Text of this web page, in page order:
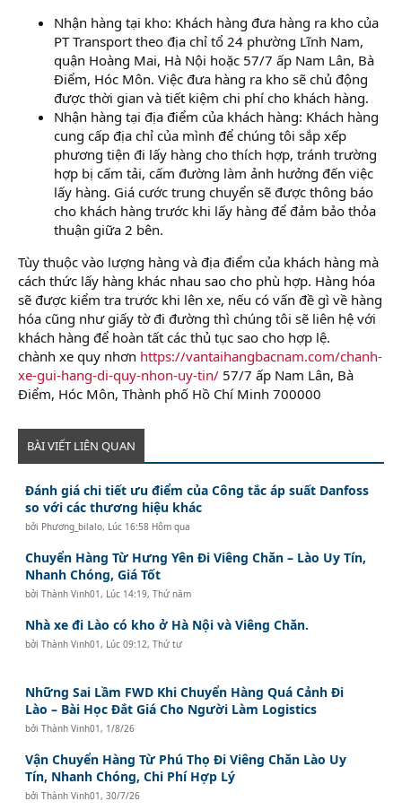
Nhận hàng tại kho: Khách hàng đưa hàng ra kho của
PT Transport theo địa chỉ tổ 24 phường Lĩnh Nam,
quận Hoàng Mai, Hà Nội hoặc 57/7 ấp Nam Lân, Bà
Điểm, Hóc Môn. Việc đưa hàng ra kho sẽ chủ động
được thời gian và tiết kiệm chi phí cho khách hàng.
Nhận hàng tại địa điểm của khách hàng: Khách hàng
cung cấp địa chỉ của mình để chúng tôi sắp xếp
phương tiện đi lấy hàng cho thích hợp, tránh trường
hợp bị cấm tải, cấm đường làm ảnh hưởng đến việc
lấy hàng. Giá cước trung chuyển sẽ được thông báo
cho khách hàng trước khi lấy hàng để đảm bảo thỏa
thuận giữa 2 bên.
Tùy thuộc vào lượng hàng và địa điểm của khách hàng mà
cách thức lấy hàng khác nhau sao cho phù hợp. Hàng hóa
sẽ được kiểm tra trước khi lên xe, nếu có vấn đề gì về hàng
hóa cũng như giấy tờ đi đường thì chúng tôi sẽ liên hệ với
khách hàng để hoàn tất các thủ tục sao cho hợp lệ.
chành xe quy nhơn https://vantaihangbacnam.com/chanh-
xe-gui-hang-di-quy-nhon-uy-tin/ 57/7 ấp Nam Lân, Bà
Điểm, Hóc Môn, Thành phố Hồ Chí Minh 700000
BÀI VIẾT LIÊN QUAN
Đánh giá chi tiết ưu điểm của Công tắc áp suất Danfoss
so với các thương hiệu khác
bởi Phương_bilalo, Lúc 16:58 Hôm qua
Chuyển Hàng Từ Hưng Yên Đi Viêng Chăn – Lào Uy Tín,
Nhanh Chóng, Giá Tốt
bởiThành Vinh01 , Lúc 14:19, Thứ năm
Nhà xe đi Lào có kho ở Hà Nội và Viêng Chăn.
bởiThành Vinh01 , Lúc 09:12, Thứ tư
Những Sai Lầm FWD Khi Chuyển Hàng Quá Cảnh Đi
Lào – Bài Học Đắt Giá Cho Người Làm Logistics
bởiThành Vinh01 , 1/8/26
Vận Chuyển Hàng Từ Phú Thọ Đi Viêng Chăn Lào Uy
Tín, Nhanh Chóng, Chi Phí Hợp Lý
bởiThành Vinh01 ,30/7/26